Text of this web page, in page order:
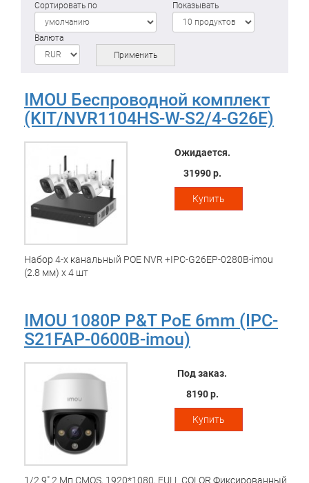
Сортировать по Показывать
Валюта
Применить
IMOU Беспроводной комплект
(KIT/NVR1104HS-W-S2/4-G26E)
Набор 4-х канальный POE NVR +IPC-G26EP-0280B-imou
(2.8 мм) х 4 шт
Ожидается.
31990 р.
Купить
IMOU 1080P P&T PoE 6mm (IPC-
S21FAP-0600B-imou)
1/2.9" 2 Мп CMOS, 1920*1080, FULL COLOR Фиксированный
Под заказ.
8190 р.
Купить